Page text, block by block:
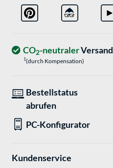
CO2-neutralerVersand
1(durch Kompensation)
Bestellstatus
abrufen
PC-Konfigurator
Kundenservice